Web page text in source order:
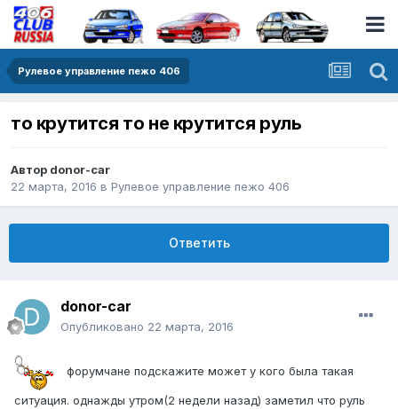
Рулевое управление пежо 406
то крутится то не крутится руль
Автор donor-car
22 марта, 2016 в Рулевое управление пежо 406
Ответить
donor-car
Опубликовано 22 марта, 2016
форумчане подскажите может у кого была такая
ситуация. однажды утром(2 недели назад) заметил что руль